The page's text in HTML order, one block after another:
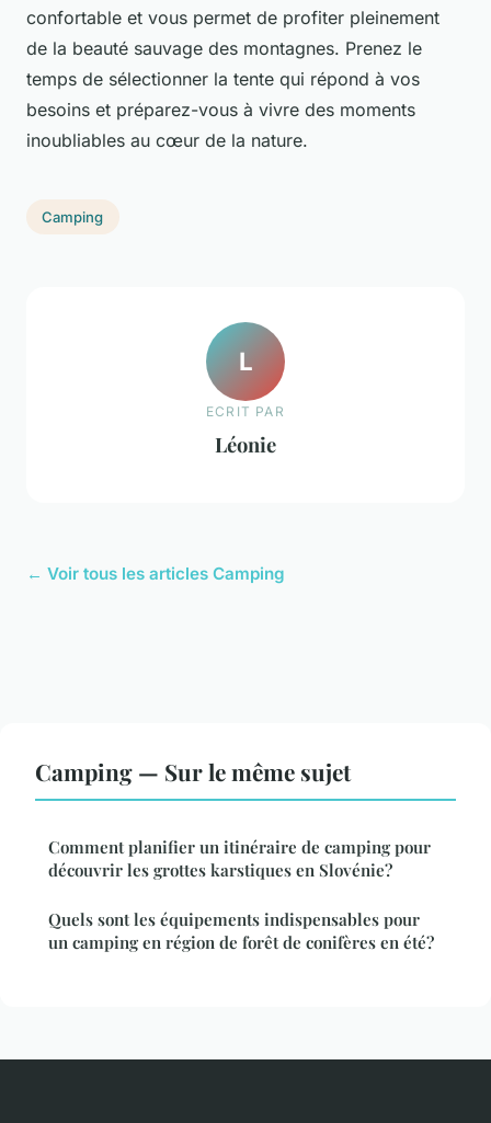
confortable et vous permet de profiter pleinement
de la beauté sauvage des montagnes. Prenez le
temps de sélectionner la tente qui répond à vos
besoins et préparez-vous à vivre des moments
inoubliables au cœur de la nature.
Camping
L
ECRIT PAR
Léonie
← Voir tous les articles Camping
Camping — Sur le même sujet
Comment planifier un itinéraire de camping pour
découvrir les grottes karstiques en Slovénie?
Quels sont les équipements indispensables pour
un camping en région de forêt de conifères en été?